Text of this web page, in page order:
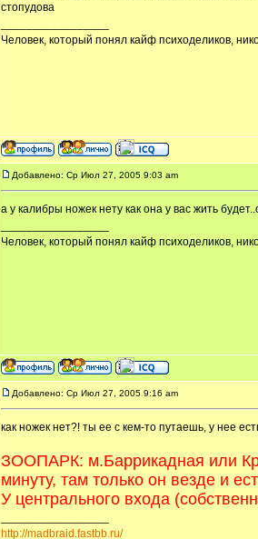
стопудова
Человек, который понял кайф психоделиков,
Добавлено: Ср Июл 27, 2005 9:03 am
а у калибры ножек нету как она у вас жить
Человек, который понял кайф психоделиков,
Добавлено: Ср Июл 27, 2005 9:16 am
как ножек нет?! ты ее с кем-то путаешь, у нее
ЗООПАРК: м.Баррикадная или
минуту, там только он везде и
У центрального входа
http://madbraid.fastbb.ru/